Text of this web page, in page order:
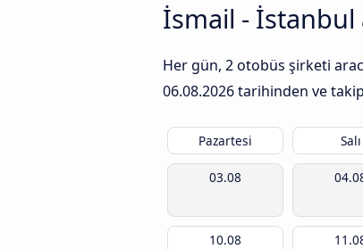
İsmail - İstanbul
Her gün, 2 otobüs şirketi
06.08.2026tarihinden ve
Pazartesi Salı
03.08
10.08